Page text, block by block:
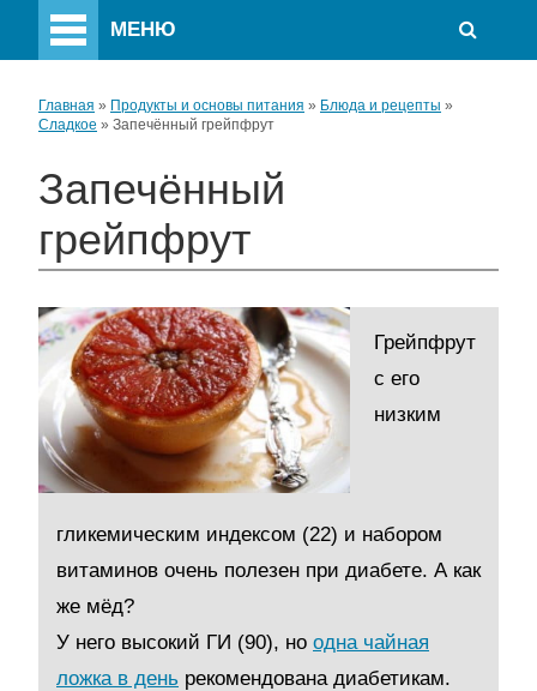
МЕНЮ
Главная » Продукты и основы питания » Блюда и рецепты »
Сладкое » Запечённый грейпфрут
Запечённый
грейпфрут
Грейпфрут
с его
низким
гликемическим индексом (22) и набором
витаминов очень полезен при диабете. А как
же мёд?
У него высокий ГИ (90), но одна чайная
ложка в день рекомендована диабетикам.